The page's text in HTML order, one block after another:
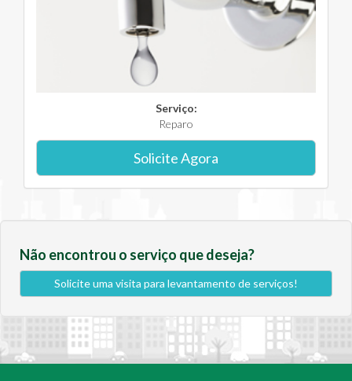
Serviço:
Reparo
Solicite Agora
Não encontrou o serviço que deseja?
Solicite uma visita para levantamento de serviços!